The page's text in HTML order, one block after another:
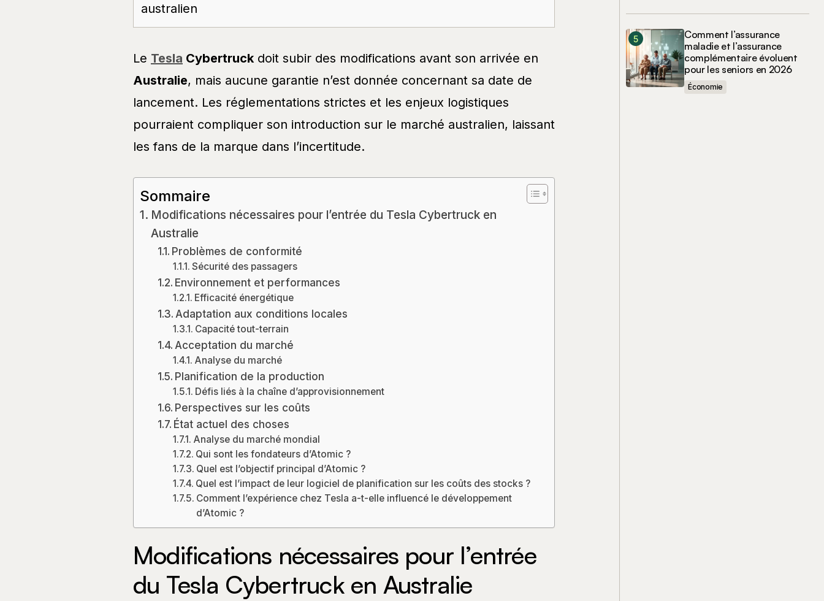
australien
Le Tesla Cybertruck doit subir des modifications avant son arrivée en
Australie, mais aucune garantie n’est donnée concernant sa date de
lancement. Les réglementations strictes et les enjeux logistiques
pourraient compliquer son introduction sur le marché australien, laissant
les fans de la marque dans l’incertitude.
Sommaire
Modifications nécessaires pour l’entrée du Tesla Cybertruck en
Australie
Problèmes de conformité
Sécurité des passagers
Environnement et performances
Efficacité énergétique
Adaptation aux conditions locales
Capacité tout-terrain
Acceptation du marché
Analyse du marché
Planification de la production
Défis liés à la chaîne d’approvisionnement
Perspectives sur les coûts
État actuel des choses
Analyse du marché mondial
Qui sont les fondateurs d’Atomic ?
Quel est l’objectif principal d’Atomic ?
Quel est l’impact de leur logiciel de planification sur les coûts des stocks ?
Comment l’expérience chez Tesla a-t-elle influencé le développement
d’Atomic ?
Modifications nécessaires pour l’entrée
du Tesla Cybertruck en Australie
Comment l’assurance
maladie et l’assurance
complémentaire évoluent
pour les seniors en 2026
Économie